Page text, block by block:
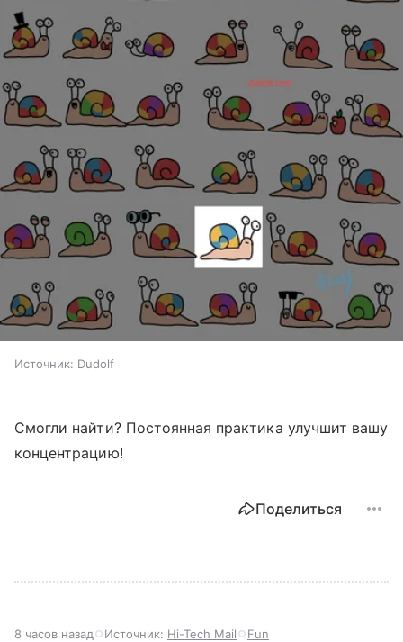
Источник: Dudolf
Смогли найти? Постоянная практика улучшит вашу
концентрацию!
Поделиться
8 часов назад Источник: Hi-Tech Mail Fun